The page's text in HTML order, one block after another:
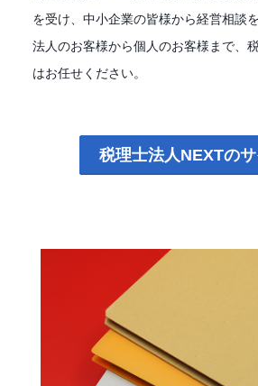
を受け、中小企業の皆様から経営相談
法人のお客様から個人のお客様まで、
はお任せください。
税理士法人NEXTの